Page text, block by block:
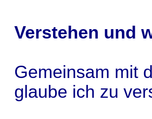
Verstehen und
Gemeinsam mit
glaube ich zu